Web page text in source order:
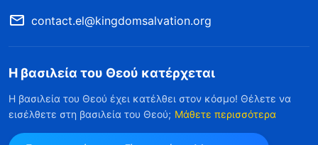
contact.el@kingdomsalvation.org
Η βασιλεία του Θεού κατέρχεται
Η βασιλεία του Θεού έχει κατέλθει στον κόσμο! Θέλετε να
εισέλθετε στη βασιλεία του Θεού; Μάθετε περισσότερα